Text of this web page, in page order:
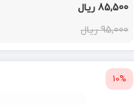
85,500 ریال
95,000 ریال
10%